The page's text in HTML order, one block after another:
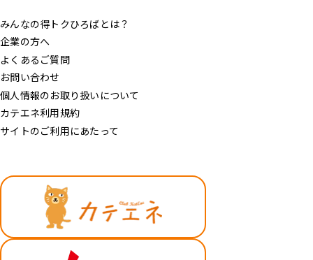
みんなの得トクひろばとは？
企業の方へ
よくあるご質問
お問い合わせ
個人情報のお取り扱いについて
カテエネ利用規約
サイトのご利用にあたって